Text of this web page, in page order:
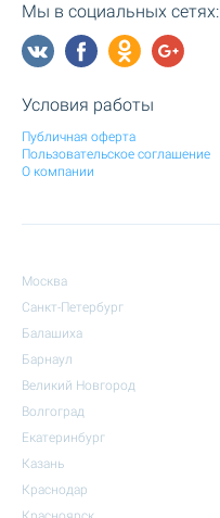
Мы в социальных сетях:
Условия работы
Публичная оферта
Пользовательское соглашение
О компании
Москва
Санкт-Петербург
Балашиха
Барнаул
Великий Новгород
Волгоград
Екатеринбург
Казань
Краснодар